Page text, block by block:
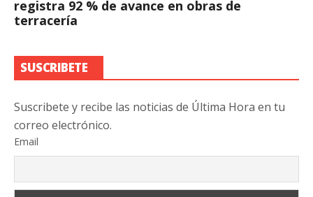
registra 92 % de avance en obras de
terracería
SUSCRIBETE
Suscribete y recibe las noticias de Última Hora en tu
correo electrónico.
Email